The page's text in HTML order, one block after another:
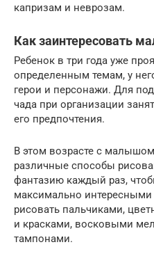
капризам и неврозам.
Как заинтересовать
Ребенок в три года уже
определенным темам, у
герои и персонажи. Для
чада при организации
его предпочтения.
В этом возрасте с
различные способы
фантазию каждый раз,
максимально
рисовать пальчиками,
и красками, восковыми
тампонами.